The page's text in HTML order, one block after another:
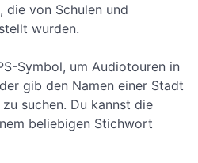
die von Schulen und
wurden.
Symbol, um Audiotouren in
gib den Namen einer Stadt
suchen. Du kannst die
beliebigen Stichwort